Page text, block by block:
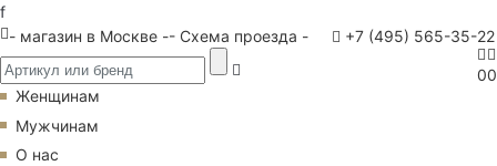
f
- магазин в Москве -- Схема проезда - +7 (495) 565-35-22
00
Женщинам
Мужчинам
О нас